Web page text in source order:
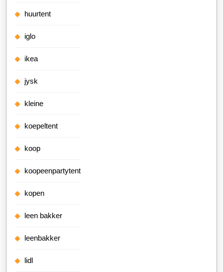
huurtent
iglo
ikea
jysk
kleine
koepeltent
koop
koopeenpartytent
kopen
leen bakker
leenbakker
lidl